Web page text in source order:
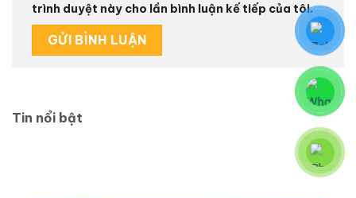
trình duyệt này cho lần bình luận kế tiếp của tôi.
Tin nổi bật